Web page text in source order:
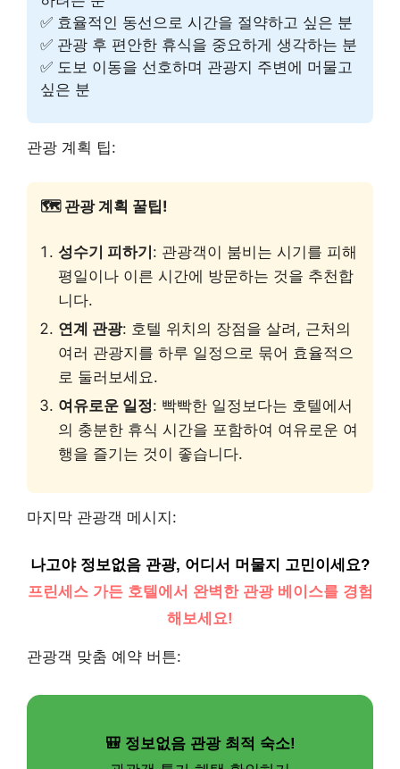
✅ 효율적인 동선으로 시간을 절약하고 싶은 분
✅ 관광 후 편안한 휴식을 중요하게 생각하는 분
✅ 도보 이동을 선호하며 관광지 주변에 머물고
싶은 분
관광 계획 팁:
🗺️ 관광 계획 꿀팁!
성수기 피하기 : 관광객이 붐비는 시기를 피해
평일이나 이른 시간에 방문하는 것을 추천합
니다.
연계 관광: 호텔 위치의 장점을 살려, 근처의
여러 관광지를 하루 일정으로 묶어 효율적으
로 둘러보세요.
여유로운 일정: 빡빡한 일정보다는 호텔에서
의 충분한 휴식 시간을 포함하여 여유로운 여
행을 즐기는 것이 좋습니다.
마지막 관광객 메시지:
나고야 정보없음 관광, 어디서 머물지 고민이세요?
프린세스 가든 호텔에서 완벽한 관광 베이스를 경험
해보세요!
관광객 맞춤 예약 버튼:
🎒 정보없음 관광 최적 숙소!